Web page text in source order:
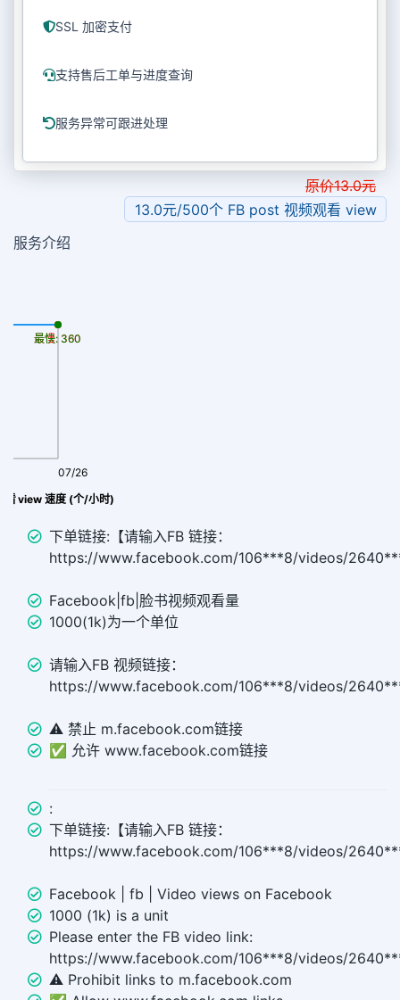
SSL 加密支付
支持售后工单与进度查询
服务异常可跟进处理
原价13.0元
13.0元/500个 FB post 视频观看 view
服务介绍
看 view 速度 (个/小时)
07/26
最慢: 360
最快: 360
下单链接:【请输入FB 链接：
https://www.facebook.com/106***8/videos/
Facebook|fb|脸书视频观看量
1000(1k)为一个单位
请输入FB 视频链接：
https://www.facebook.com/106***8/videos/
⚠️ 禁止 m.facebook.com链接
✅ 允许 www.facebook.com链接
:
下单链接:【请输入FB 链接：
https://www.facebook.com/106***8/videos/
Facebook | fb | Video views on Facebook
1000 (1k) is a unit
Please enter the FB video link:
https://www.facebook.com/106***8/videos/
⚠️ Prohibit links to m.facebook.com